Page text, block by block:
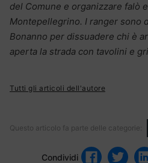
del Comune e organizzare falò
Montepellegrino. I ranger sono
Bonanno per dissuadere chi è
aperta la strada con tavolini e
Tutti gli articoli dell'autore
Questo articolo fa parte delle categorie:
Condividi